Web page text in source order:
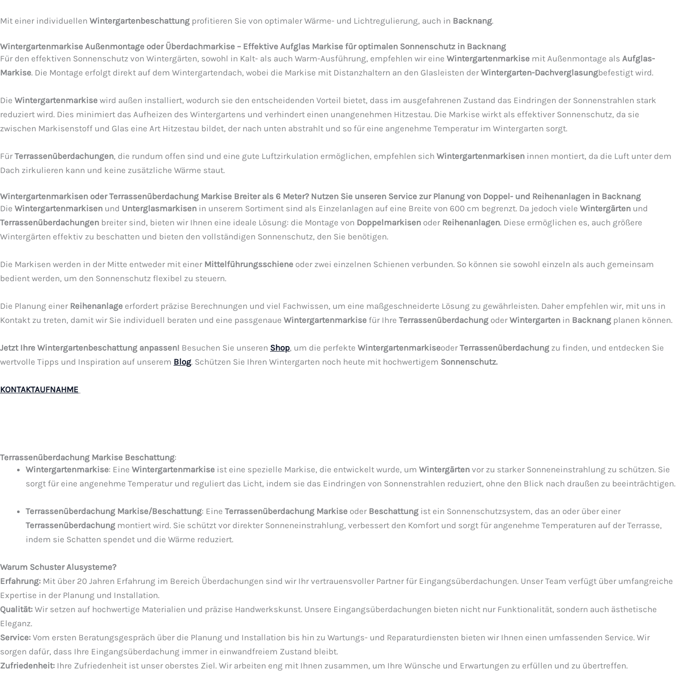
Mit einer individuellen Wintergartenbeschattung profitieren Sie von optimaler Wärme- und Lichtregulierung, auch in Backnang.
Wintergartenmarkise Außenmontage oder Überdachmarkise – Effektive Aufglas Markise für optimalen Sonnenschutz in Backnang
Für den effektiven Sonnenschutz von Wintergärten, sowohl in Kalt- als auch Warm-Ausführung, empfehlen wir eine Wintergartenmarkise mit Außenmontage als Aufglas-
Markise. Die Montage erfolgt direkt auf dem Wintergartendach, wobei die Markise mit Distanzhaltern an den Glasleisten der Wintergarten-Dachverglasungbefestigt wird.
Die Wintergartenmarkise wird außen installiert, wodurch sie den entscheidenden Vorteil bietet, dass im ausgefahrenen Zustand das Eindringen der Sonnenstrahlen stark
reduziert wird. Dies minimiert das Aufheizen des Wintergartens und verhindert einen unangenehmen Hitzestau. Die Markise wirkt als effektiver Sonnenschutz, da sie
zwischen Markisenstoff und Glas eine Art Hitzestau bildet, der nach unten abstrahlt und so für eine angenehme Temperatur im Wintergarten sorgt.
Für Terrassenüberdachungen, die rundum offen sind und eine gute Luftzirkulation ermöglichen, empfehlen sich Wintergartenmarkisen innen montiert, da die Luft unter dem
Dach zirkulieren kann und keine zusätzliche Wärme staut.
Wintergartenmarkisen oder Terrassenüberdachung Markise Breiter als 6 Meter? Nutzen Sie unseren Service zur Planung von Doppel- und Reihenanlagen in Backnang
Die Wintergartenmarkisen und Unterglasmarkisen in unserem Sortiment sind als Einzelanlagen auf eine Breite von 600 cm begrenzt. Da jedoch viele Wintergärten und
Terrassenüberdachungen breiter sind, bieten wir Ihnen eine ideale Lösung: die Montage von Doppelmarkisen oder Reihenanlagen. Diese ermöglichen es, auch größere
Wintergärten effektiv zu beschatten und bieten den vollständigen Sonnenschutz, den Sie benötigen.
Die Markisen werden in der Mitte entweder mit einer Mittelführungsschiene oder zwei einzelnen Schienen verbunden. So können sie sowohl einzeln als auch gemeinsam
bedient werden, um den Sonnenschutz flexibel zu steuern.
Die Planung einer Reihenanlage erfordert präzise Berechnungen und viel Fachwissen, um eine maßgeschneiderte Lösung zu gewährleisten. Daher empfehlen wir, mit uns in
Kontakt zu treten, damit wir Sie individuell beraten und eine passgenaue Wintergartenmarkise für Ihre Terrassenüberdachung oder Wintergarten in Backnang planen können.
Jetzt Ihre Wintergartenbeschattung anpassen! Besuchen Sie unseren Shop, um die perfekte Wintergartenmarkiseoder Terrassenüberdachung zu finden, und entdecken Sie
wertvolle Tipps und Inspiration auf unserem Blog. Schützen Sie Ihren Wintergarten noch heute mit hochwertigem Sonnenschutz.
KONTAKTAUFNAHME
Terrassenüberdachung Markise Beschattung:
Wintergartenmarkise: Eine Wintergartenmarkise ist eine spezielle Markise, die entwickelt wurde, um Wintergärten vor zu starker Sonneneinstrahlung zu schützen. Sie
sorgt für eine angenehme Temperatur und reguliert das Licht, indem sie das Eindringen von Sonnenstrahlen reduziert, ohne den Blick nach draußen zu beeinträchtigen.
Terrassenüberdachung Markise/Beschattung: Eine Terrassenüberdachung Markise oder Beschattung ist ein Sonnenschutzsystem, das an oder über einer
Terrassenüberdachung montiert wird. Sie schützt vor direkter Sonneneinstrahlung, verbessert den Komfort und sorgt für angenehme Temperaturen auf der Terrasse,
indem sie Schatten spendet und die Wärme reduziert.
Warum Schuster Alusysteme?
Erfahrung: Mit über 20 Jahren Erfahrung im Bereich Überdachungen sind wir Ihr vertrauensvoller Partner für Eingangsüberdachungen. Unser Team verfügt über umfangreiche
Expertise in der Planung und Installation.
Qualität: Wir setzen auf hochwertige Materialien und präzise Handwerkskunst. Unsere Eingangsüberdachungen bieten nicht nur Funktionalität, sondern auch ästhetische
Eleganz.
Service: Vom ersten Beratungsgespräch über die Planung und Installation bis hin zu Wartungs- und Reparaturdiensten bieten wir Ihnen einen umfassenden Service. Wir
sorgen dafür, dass Ihre Eingangsüberdachung immer in einwandfreiem Zustand bleibt.
Zufriedenheit: Ihre Zufriedenheit ist unser oberstes Ziel. Wir arbeiten eng mit Ihnen zusammen, um Ihre Wünsche und Erwartungen zu erfüllen und zu übertreffen.